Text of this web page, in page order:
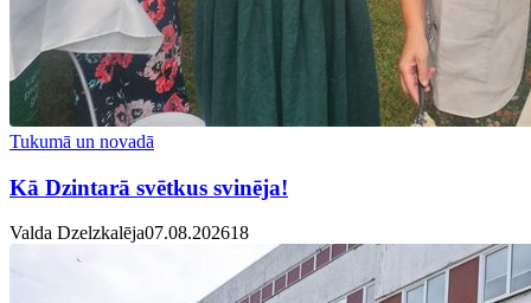
Tukumā un novadā
Kā Dzintarā svētkus svinēja!
Valda Dzelzkalēja07.08.202618